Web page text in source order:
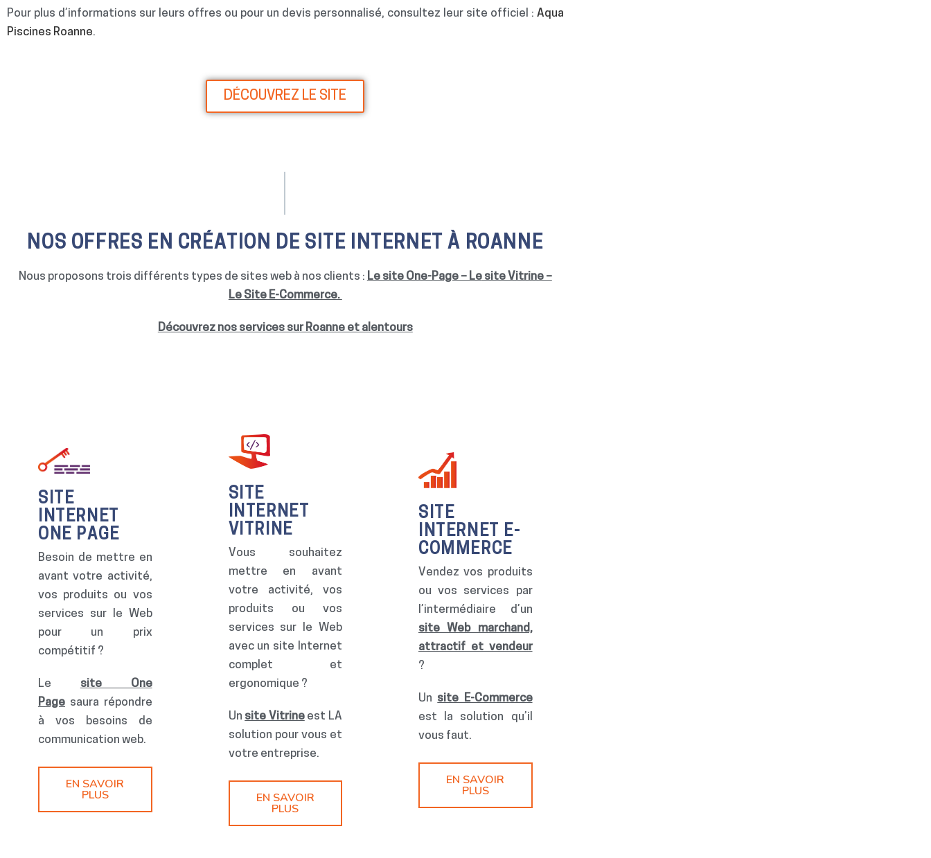
Pour plus d’informations sur leurs offres ou pour un devis personnalisé, consultez leur site officiel : Aqua
Piscines Roanne.
DÉCOUVREZ LE SITE
NOS OFFRES EN CRÉATION DE SITE INTERNET À ROANNE
Nous proposons trois différents types de sites web à nos clients : Le site One-Page – Lesite Vitrine –
Le Site E-Commerce.
Découvrez nos services sur Roanne et alentours
SITE
INTERNET
ONE PAGE
Besoin de mettre en
avant votre activité,
vos produits ou vos
services sur le Web
pour un prix
compétitif ?
Le site One
Page saura répondre
à vos besoins de
communication web.
EN SAVOIR
PLUS
SITE
INTERNET
VITRINE
Vous souhaitez
mettre en avant
votre activité, vos
produits ou vos
services sur le Web
avec un site Internet
complet et
ergonomique ?
Un site Vitrineest LA
solution pour vous et
votre entreprise.
EN SAVOIR
PLUS
SITE
INTERNET E-
COMMERCE
Vendez vos produits
ou vos services par
l’intermédiaire d’un
site Web marchand,
attractif et vendeur
?
Un site E-Commerce
est la solution qu’il
vous faut.
EN SAVOIR
PLUS